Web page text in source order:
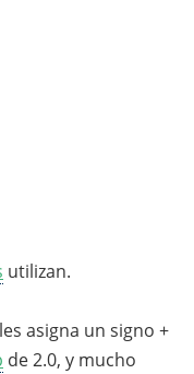
utilizan.
asigna un signo +
de 2.0, y mucho